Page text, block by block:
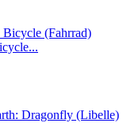
Dragonfly (Libelle)